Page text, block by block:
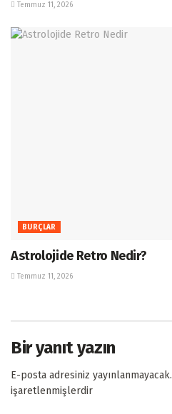
Temmuz 11, 2026
BURÇLAR
Astrolojide Retro Nedir?
Temmuz 11, 2026
Bir yanıt yazın
E-posta adresiniz yayınlanmayacak.
işaretlenmişlerdir